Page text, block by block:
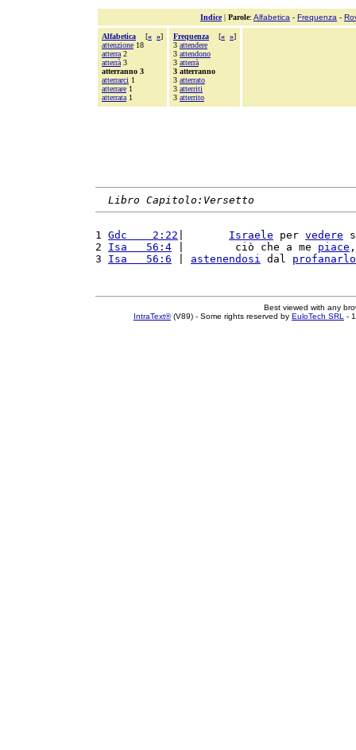
Indice| Parole: Alfabetica - Frequenza -
Alfabetica [« »]
attenzione 18
atterra 2
atterrà 3
atterranno 3
atterrarci 1
atterrare 1
atterrata 1
Frequenza [« »]
3 attendere
3 attendono
3 atterrà
3 atterranno
3 atterrato
3 atterriti
3 atterrito
Libro Capitolo:Versetto
1 Gdc    2:22 Israele per vedere
2 Isa   56:4 |        ciò che a me piace
3 Isa   56:6 astenendosi dal profanarlo
Best viewed with any
IntraText®(V89) - Some rights reserved by EuloTech SRL -